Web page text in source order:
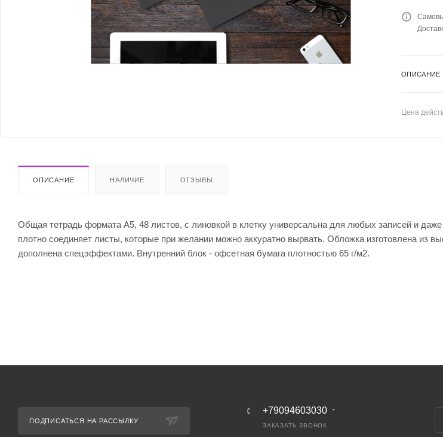
ОПИСАНИЕ
Цена
ОПИСАНИЕ НАЛИЧИЕ ОТЗЫВЫ
Общая тетрадь формата А5, 48 листов, с линовкой в клетку универсальна для любых записей и
плотно соединяет листы, которые при желании можно аккуратно вырвать. Обложка изготовлена из
дополнена спецэффектами. Внутренний блок - офсетная бумага плотностью 65 г/м2.
ПОДПИСАТЬСЯ НА РАССЫЛКУ
+79094603030
ЗАКАЗАТЬ ЗВОНОК